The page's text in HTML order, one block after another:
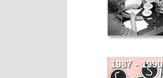
1987 - 1990